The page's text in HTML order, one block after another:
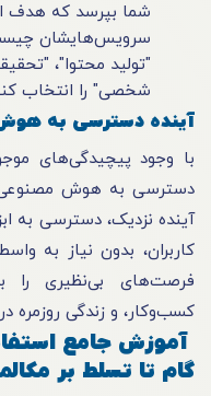
شما بپرسد که هدف
سرویس‌هایشان
"تولید محتوا"،
شخصی" را انتخاب
آینده دسترسی به
با وجود پیچیدگی‌های
دسترسی به هوش مصنوعی
آینده نزدیک، دسترسی به
کاربران، بدون نیاز به
فرصت‌های بی‌نظیری را
کسب‌وکار، و زندگی روزمره
آموزش جامع
گام تا تسلط بر